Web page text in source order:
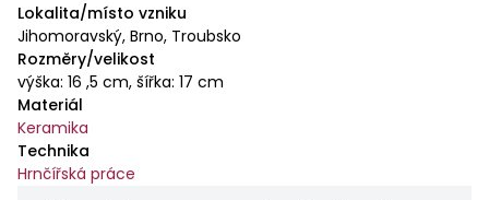
Lokalita/místo vzniku
Jihomoravský, Brno, Troubsko
Rozměry/velikost
výška: 16 ,5 cm, šířka: 17 cm
Materiál
Keramika
Technika
Hrnčířská práce